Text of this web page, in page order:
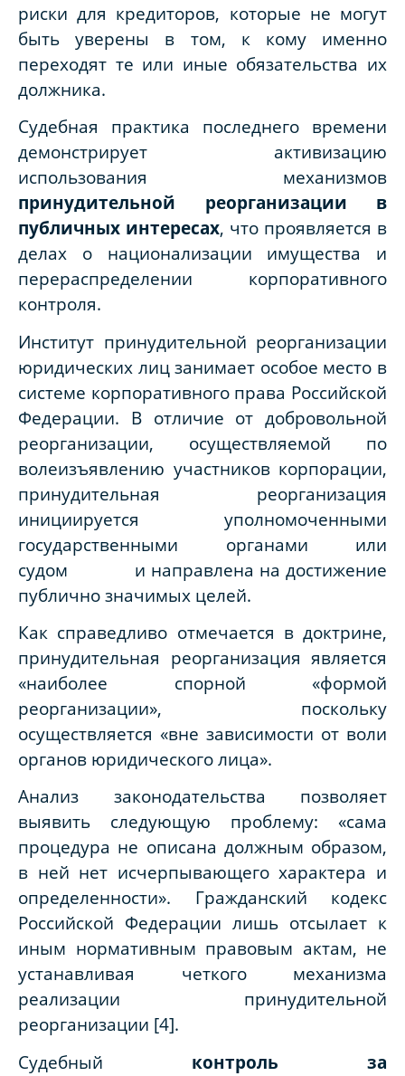
риски для кредиторов, которые не могут
быть уверены в том, к кому именно
переходят те или иные обязательства их
должника.
Судебная практика последнего времени
демонстрирует активизацию
использования механизмов
принудительной реорганизации в
публичных интересах, что проявляется в
делах о национализации имущества и
перераспределении корпоративного
контроля.
Институт принудительной реорганизации
юридических лиц занимает особое место в
системе корпоративного права Российской
Федерации. В отличие от добровольной
реорганизации, осуществляемой по
волеизъявлению участников корпорации,
принудительная реорганизация
инициируется уполномоченными
государственными органами или
судом и направлена на достижение
публично значимых целей.
Как справедливо отмечается в доктрине,
принудительная реорганизация является
«наиболее спорной «формой
реорганизации», поскольку
осуществляется «вне зависимости от воли
органов юридического лица».
Анализ законодательства позволяет
выявить следующую проблему: «сама
процедура не описана должным образом,
в ней нет исчерпывающего характера и
определенности». Гражданский кодекс
Российской Федерации лишь отсылает к
иным нормативным правовым актам, не
устанавливая четкого механизма
реализации принудительной
реорганизации [4].
Судебный контроль за